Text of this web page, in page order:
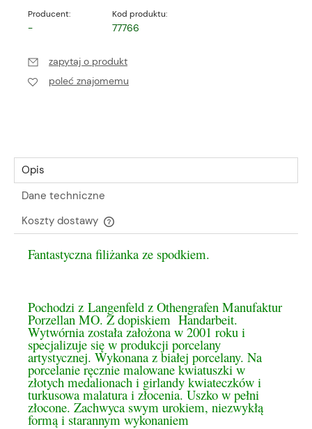
Producent:
-
Kod produktu:
77766
zapytaj o produkt
poleć znajomemu
Opis
Dane techniczne
Koszty dostawy
Cena nie zawiera ewentualnych kosztów płatności
Fantastyczna filiżanka ze spodkiem.
Pochodzi z Langenfeld z Othengrafen Manufaktur
Porzellan MO. Z dopiskiem Handarbeit.
Wytwórnia została założona w 2001 roku i
specjalizuje się w produkcji porcelany
artystycznej. Wykonana z białej porcelany. Na
porcelanie ręcznie malowane kwiatuszki w
złotych medalionach i girlandy kwiateczków i
turkusowa malatura i złocenia. Uszko w pełni
złocone. Zachwyca swym urokiem, niezwykłą
formą i starannym wykonaniem